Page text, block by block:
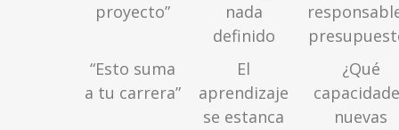
proyecto”
nada
definido
“Esto suma
a tu carrera”
El
aprendizaje
se estanca
¿Qué
nuevas